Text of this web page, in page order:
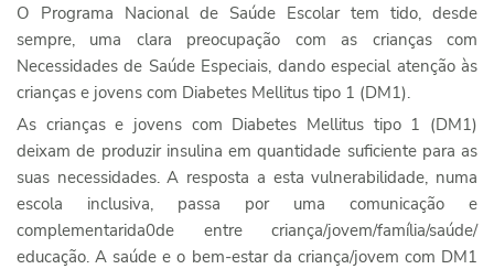
O Programa Nacional de Saúde Escolar tem tido, desde
sempre, uma clara preocupação com as crianças com
Necessidades de Saúde Especiais, dando especial atenção às
crianças e jovens com Diabetes Mellitus tipo 1 (DM1).
As crianças e jovens com Diabetes Mellitus tipo 1 (DM1)
deixam de produzir insulina em quantidade suficiente para as
suas necessidades. A resposta a esta vulnerabilidade, numa
escola inclusiva, passa por uma comunicação e
complementarida0de entre criança/jovem/família/saúde/
educação. A saúde e o bem-estar da criança/jovem com DM1